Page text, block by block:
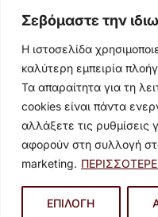
Σεβόμαστε την
Η ιστοσελίδα
καλύτερη εμπειρία
Τα απαραίτητα για τη
cookies είναι πάντα
αλλάξετε τις ρυθμίσεις
αφορούν στη συλλογή
marketing.
ΕΠΙΛΟΓΗ
Πολιτική για τη χρήση
παρακολούθησης
Δήλωση
Ρυθμίσεις Ιδιωτικότητας
Newsletter
Εγγραφείτε και εσείς
newsletter του Δήμου
όλα όσα συμβαίνουν